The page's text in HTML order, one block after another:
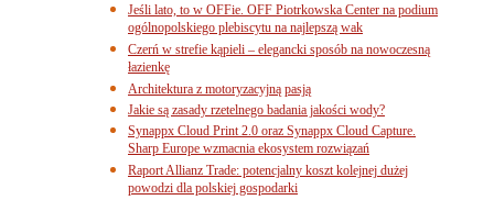
Jeśli lato, to w OFFie. OFF Piotrkowska Center na podium
ogólnopolskiego plebiscytu na najlepszą wak
Czerń w strefie kąpieli – elegancki sposób na nowoczesną
łazienkę
Architektura z motoryzacyjną pasją
Jakie są zasady rzetelnego badania jakości wody?
Synappx Cloud Print 2.0 oraz Synappx Cloud Capture.
Sharp Europe wzmacnia ekosystem rozwiązań
Raport Allianz Trade: potencjalny koszt kolejnej dużej
powodzi dla polskiej gospodarki